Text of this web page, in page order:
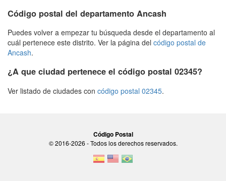
Código postal del departamento Ancash
Puedes volver a empezar tu búsqueda desde el departamento al
cuál pertenece este distrito. Ver la página del código postal de
Ancash.
¿A que ciudad pertenece el código postal 02345?
Ver listado de ciudades con código postal 02345.
Código Postal
© 2016-2026 - Todos los derechos reservados.